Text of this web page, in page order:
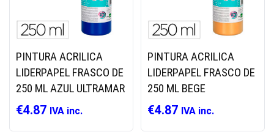
PINTURA ACRILICA
LIDERPAPEL FRASCO DE
250 ML AZUL ULTRAMAR
€4.87 IVA inc.
PINTURA ACRILICA
LIDERPAPEL FRASCO DE
250 ML BEGE
€4.87 IVA inc.